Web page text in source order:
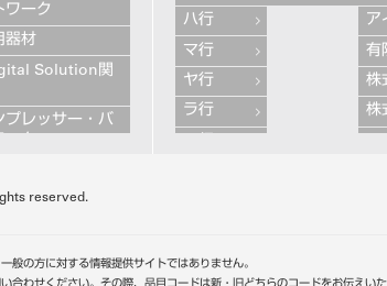
ワーク
器材
Solution関
プレッサー・バ
用設備機器
ハ行
マ行
ヤ行
ラ行
ア
有
株
株
reserved.
般の方に対する情報提供サイトではありません。